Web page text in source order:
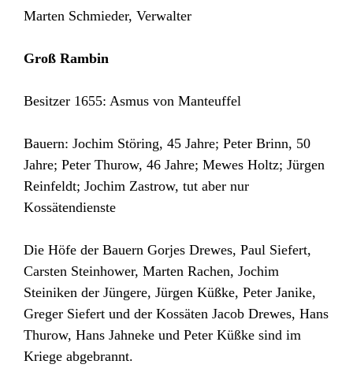
Marten Schmieder, Verwalter
Groß Rambin
Besitzer 1655: Asmus von Manteuffel
Bauern: Jochim Störing, 45 Jahre; Peter Brinn, 50
Jahre; Peter Thurow, 46 Jahre; Mewes Holtz; Jürgen
Reinfeldt; Jochim Zastrow, tut aber nur
Kossätendienste
Die Höfe der Bauern Gorjes Drewes, Paul Siefert,
Carsten Steinhower, Marten Rachen, Jochim
Steiniken der Jüngere, Jürgen Küßke, Peter Janike,
Greger Siefert und der Kossäten Jacob Drewes, Hans
Thurow, Hans Jahneke und Peter Küßke sind im
Kriege abgebrannt.